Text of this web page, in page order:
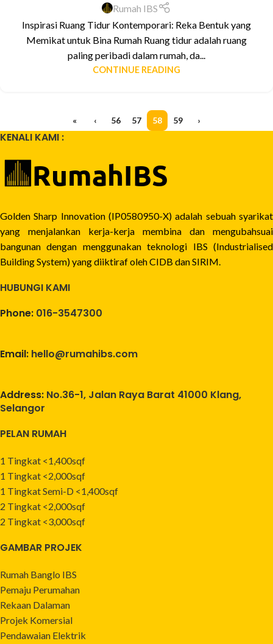
Rumah IBS
Inspirasi Ruang Tidur Kontemporari: Reka Bentuk yang
Memikat untuk Bina Rumah Ruang tidur adalah ruang
paling peribadi dalam rumah, da...
CONTINUE READING
« ‹ 56 57 58 59 ›
KENALI KAMI :
Golden Sharp Innovation (IP0580950-X) adalah sebuah syarikat
yang menjalankan kerja-kerja membina dan mengubahsuai
bangunan dengan menggunakan teknologi IBS (Industrialised
Building System) yang diiktiraf oleh CIDB dan SIRIM.
HUBUNGI KAMI
Phone: 016-3547300
Email: hello@rumahibs.com
Address: No.36-1, Jalan Raya Barat 41000 Klang,
Selangor
PELAN RUMAH
1 Tingkat <1,400sqf
1 Tingkat <2,000sqf
1 Tingkat Semi-D <1,400sqf
2 Tingkat <2,000sqf
2 Tingkat <3,000sqf
GAMBAR PROJEK
Rumah Banglo IBS
Pemaju Perumahan
Rekaan Dalaman
Projek Komersial
Pendawaian Elektrik